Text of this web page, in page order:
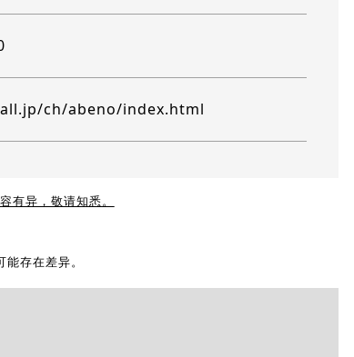
ch/abeno/index.html
有异，敬请知悉。
存在差异。